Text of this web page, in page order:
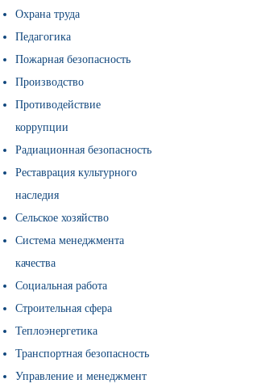
Охрана труда
Педагогика
Пожарная безопасность
Производство
Противодействие
коррупции
Радиационная безопасность
Реставрация культурного
наследия
Сельское хозяйство
Система менеджмента
качества
Социальная работа
Строительная сфера
Теплоэнергетика
Транспортная безопасность
Управление и менеджмент